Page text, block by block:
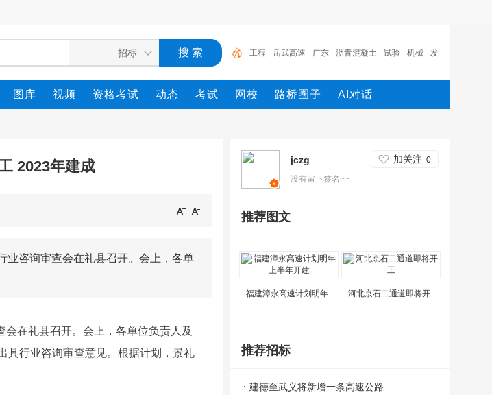
工程 岳武高速 广东 沥青混凝土 试验 机械 发
电机 施工 设计 路桥
图库 视频 资格考试 动态 考试 网校 路桥圈子 AI对话
2023年建成
业咨询审查会在礼县召开。会上，各单
在礼县召开。会上，各单位负责人及
具行业咨询审查意见。根据计划，景礼
jczg 加关注 0
没有留下签名~~
推荐图文
福建漳永高速计划明年 河北京石二通道即将开
推荐招标
建德至武义将新增一条高速公路